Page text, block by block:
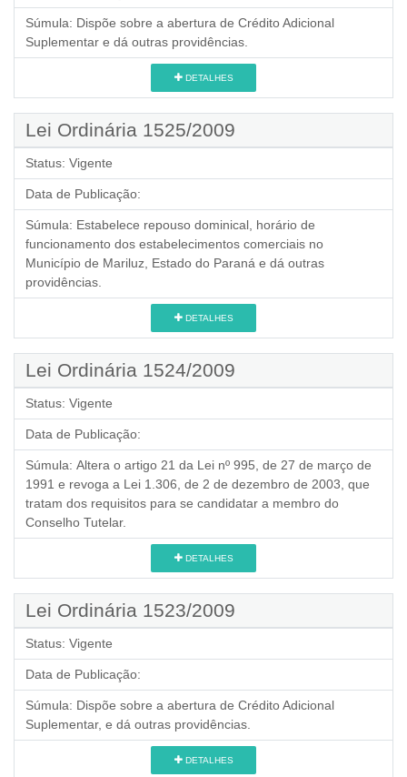
Súmula: Dispõe sobre a abertura de Crédito Adicional
Suplementar e dá outras providências.
DETALHES
Lei Ordinária 1525/2009
Status: Vigente
Data de Publicação:
Súmula: Estabelece repouso dominical, horário de
funcionamento dos estabelecimentos comerciais no
Município de Mariluz, Estado do Paraná e dá outras
providências.
DETALHES
Lei Ordinária 1524/2009
Status: Vigente
Data de Publicação:
Súmula: Altera o artigo 21 da Lei nº 995, de 27 de março de
1991 e revoga a Lei 1.306, de 2 de dezembro de 2003, que
tratam dos requisitos para se candidatar a membro do
Conselho Tutelar.
DETALHES
Lei Ordinária 1523/2009
Status: Vigente
Data de Publicação:
Súmula: Dispõe sobre a abertura de Crédito Adicional
Suplementar, e dá outras providências.
DETALHES